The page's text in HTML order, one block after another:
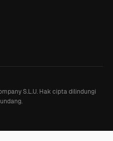
S.L.U. Hak cipta dilindungi
.